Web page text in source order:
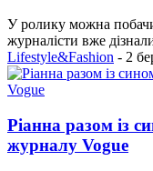
У ролику можна
журналісти вже
Lifestyle&Fashion - 2
Ріанна разом із
журналу Vogue